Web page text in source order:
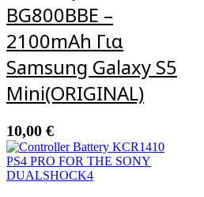
BG800BBE –
2100mAh Για
Samsung Galaxy S5
Mini(ORIGINAL)
10,00 €